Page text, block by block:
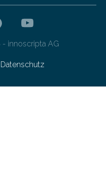
innoscripta AG
Datenschutz